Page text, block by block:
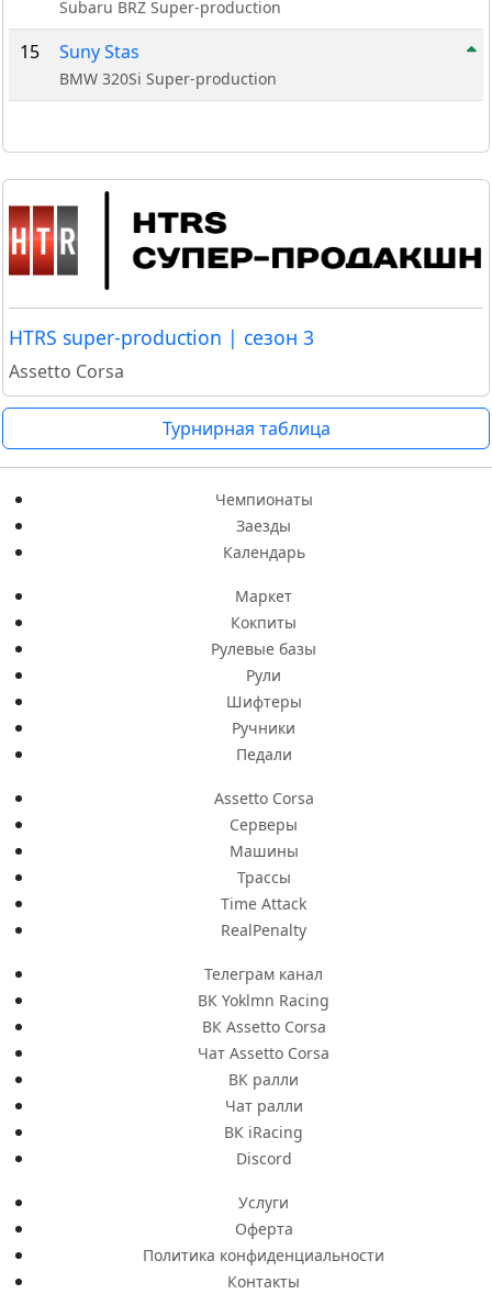
Subaru BRZ Super-production
15 Suny Stas
BMW 320Si Super-production
HTRS super-production | сезон 3
Assetto Corsa
Турнирная таблица
Чемпионаты
Заезды
Календарь
Маркет
Кокпиты
Рулевые базы
Рули
Шифтеры
Ручники
Педали
Assetto Corsa
Серверы
Машины
Трассы
Time Attack
RealPenalty
Телеграм канал
ВК Yoklmn Racing
ВК Assetto Corsa
Чат Assetto Corsa
ВК ралли
Чат ралли
ВК iRacing
Discord
Услуги
Оферта
Политика конфиденциальности
Контакты